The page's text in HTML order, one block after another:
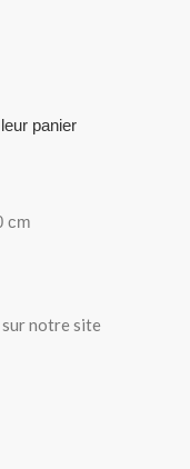
panier
cm
sur notre site